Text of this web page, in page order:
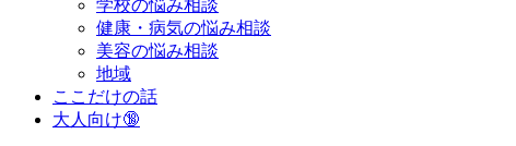
学校の悩み相談
健康・病気の悩み相談
美容の悩み相談
地域
ここだけの話
大人向け🔞